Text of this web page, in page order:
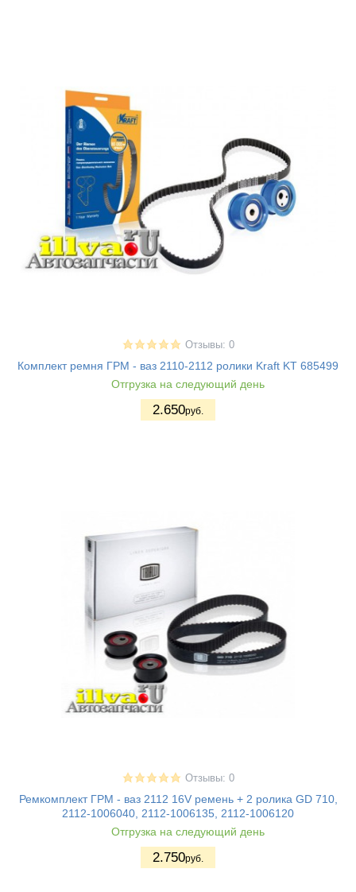
Отзывы: 0
Комплект ремня ГРМ - ваз 2110-2112 ролики Kraft KT 685499
Отгрузка на следующий день
2.650руб.
Отзывы: 0
Ремкомплект ГРМ - ваз 2112 16V ремень + 2 ролика GD 710,
2112-1006040, 2112-1006135, 2112-1006120
Отгрузка на следующий день
2.750руб.